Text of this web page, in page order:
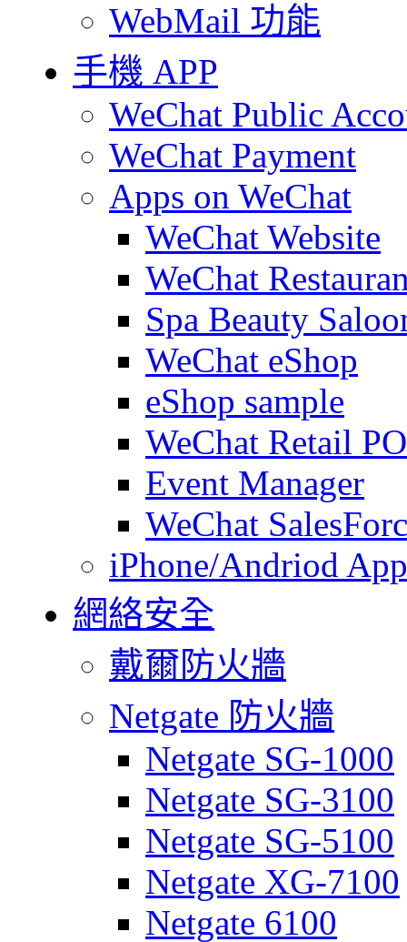
WebMail 功能
手機 APP
WeChat Public
WeChat Payment
Apps on WeChat
WeChat Website
WeChat
Spa Beauty
WeChat eShop
eShop sample
WeChat Retail
Event Manager
WeChat
iPhone/Andriod
網絡安全
戴爾防火牆
Netgate 防火牆
Netgate SG-1000
Netgate SG-3100
Netgate SG-5100
Netgate XG-7100
Netgate 6100